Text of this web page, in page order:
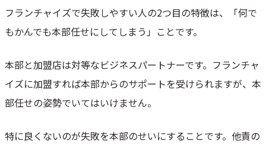
フランチャイズで失敗しやすい人の2つ目の特徴は、「何で
もかんでも本部任せにしてしまう」ことです。
本部と加盟店は対等なビジネスパートナーです。フランチャ
イズに加盟すれば本部からのサポートを受けられますが、本
部任せの姿勢でいてはいけません。
特に良くないのが失敗を本部のせいにすることです。他責の